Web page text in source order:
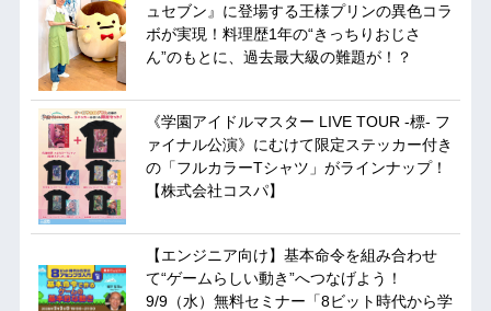
ュセブン』に登場する王様プリンの異色コラ
ボが実現！料理歴1年の“きっちりおじさ
ん”のもとに、過去最大級の難題が！？
《学園アイドルマスター LIVE TOUR -標- フ
ァイナル公演》にむけて限定ステッカー付き
の「フルカラーTシャツ」がラインナップ！
【株式会社コスパ】
【エンジニア向け】基本命令を組み合わせ
て“ゲームらしい動き”へつなげよう！
9/9（水）無料セミナー「8ビット時代から学